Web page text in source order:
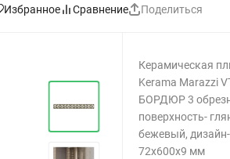
Избранное Сравнение Поделиться
Керамическая
Kerama Marazzi
БОРДЮР 3
поверхность-
бежевый,
72x600x9 мм